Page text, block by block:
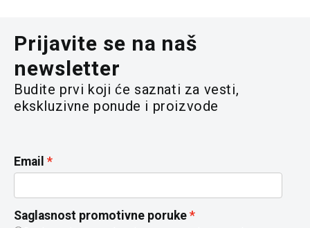
Prijavite se na naš
newsletter
Budite prvi koji će saznati za vesti,
ekskluzivne ponude i proizvode
Email
Saglasnost promotivne poruke